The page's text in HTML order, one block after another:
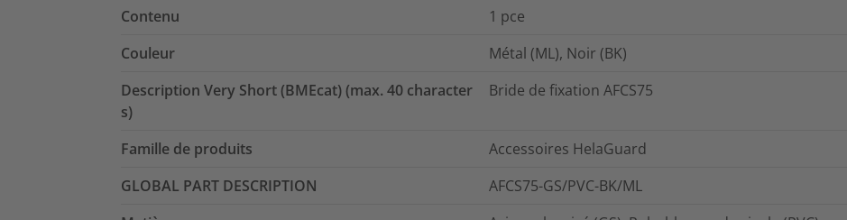
Contenu
1 pce
Couleur
Métal (ML), Noir (BK)
Description Very Short (BMEcat) (max. 40 character
s)
Bride de fixation AFCS75
Famille de produits
Accessoires HelaGuard
GLOBAL PART DESCRIPTION
AFCS75-GS/PVC-BK/ML